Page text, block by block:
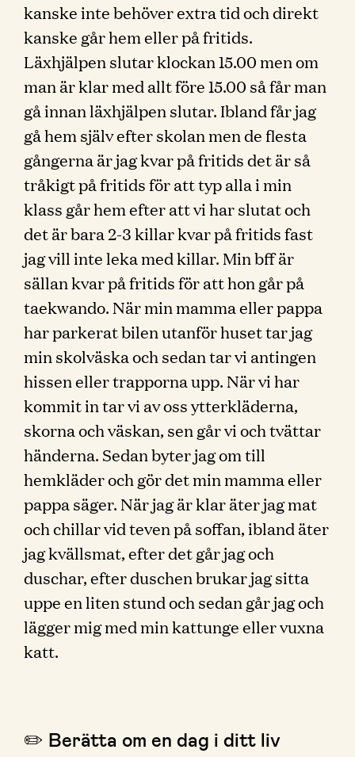
kanske inte behöver extra tid och direkt
kanske går hem eller på fritids.
Läxhjälpen slutar klockan 15.00 men om
man är klar med allt före 15.00 så får man
gå innan läxhjälpen slutar. Ibland får jag
gå hem själv efter skolan men de flesta
gångerna är jag kvar på fritids det är så
tråkigt på fritids för att typ alla i min
klass går hem efter att vi har slutat och
det är bara 2-3 killar kvar på fritids fast
jag vill inte leka med killar. Min bff är
sällan kvar på fritids för att hon går på
taekwando. När min mamma eller pappa
har parkerat bilen utanför huset tar jag
min skolväska och sedan tar vi antingen
hissen eller trapporna upp. När vi har
kommit in tar vi av oss ytterkläderna,
skorna och väskan, sen går vi och tvättar
händerna. Sedan byter jag om till
hemkläder och gör det min mamma eller
pappa säger. När jag är klar äter jag mat
och chillar vid teven på soffan, ibland äter
jag kvällsmat, efter det går jag och
duschar, efter duschen brukar jag sitta
uppe en liten stund och sedan går jag och
lägger mig med min kattunge eller vuxna
katt.
✏️ Berätta om en dag i ditt liv